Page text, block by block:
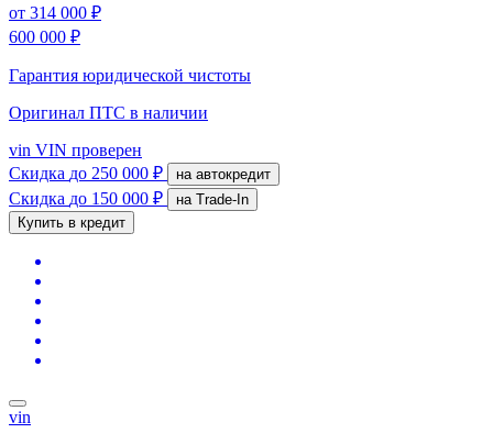
от 314 000 ₽
600 000 ₽
Гарантия юридической чистоты
Оригинал ПТС в наличии
vin VIN проверен
Скидка до 250 000 ₽ на автокредит
Скидка до 150 000 ₽
на Trade-In
Купить в кредит
vin